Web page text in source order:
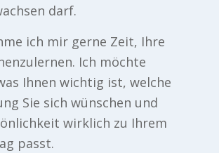
darf.
ich mir gerne Zeit, Ihre
Ich möchte
Ihnen wichtig ist, welche
Sie sich wünschen und
wirklich zu Ihrem
passt.